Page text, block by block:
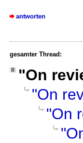
antworten
gesamter Thread:
"On
"On
"On